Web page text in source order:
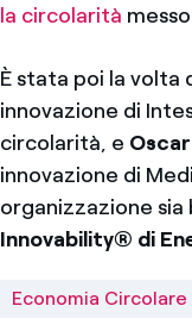
la circolarità
È stata poi la volta
innovazione di
circolarità, e
innovazione di
organizzazione sia
Innovability® di
Economia Circolare